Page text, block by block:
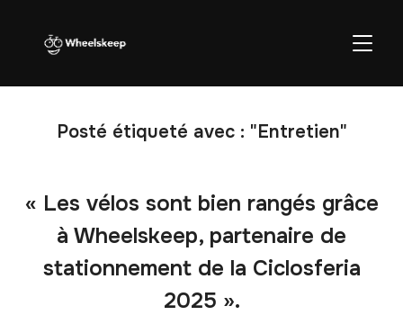
Posté étiqueté avec : "Entretien"
« Les vélos sont bien rangés grâce
à Wheelskeep, partenaire de
stationnement de la Ciclosferia
2025 ».